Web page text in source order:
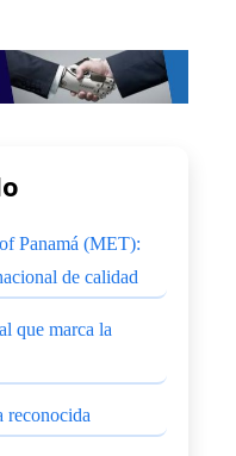
Panamá (MET):
de calidad
que marca la
reconocida